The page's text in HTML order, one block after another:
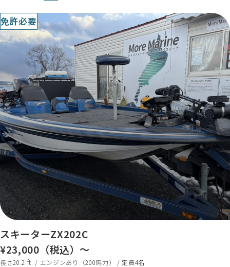
免許必要
スキーターZX202C
¥23,000（税込）～
長さ20.2 ft. / エンジンあり（200馬力） / 定員4名